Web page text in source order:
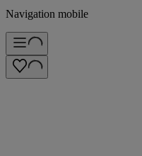
Navigation mobile